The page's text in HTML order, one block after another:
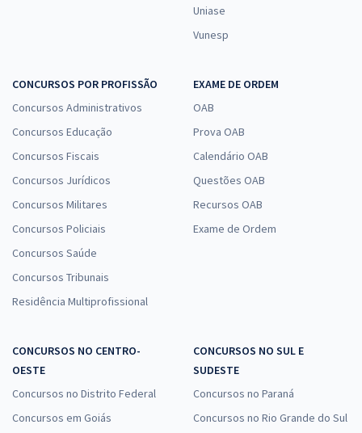
Uniase
Vunesp
CONCURSOS POR PROFISSÃO
Concursos Administrativos
Concursos Educação
Concursos Fiscais
Concursos Jurídicos
Concursos Militares
Concursos Policiais
Concursos Saúde
Concursos Tribunais
Residência Multiprofissional
EXAME DE ORDEM
OAB
Prova OAB
Calendário OAB
Questões OAB
Recursos OAB
Exame de Ordem
CONCURSOS NO CENTRO-
OESTE
Concursos no Distrito Federal
Concursos em Goiás
CONCURSOS NO SUL E
SUDESTE
Concursos no Paraná
Concursos no Rio Grande do Sul